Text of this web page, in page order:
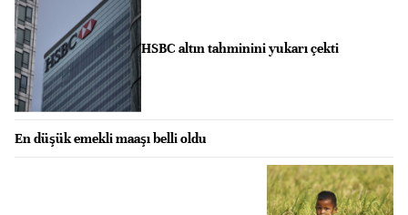
HSBC altın tahminini yukarı çekti
En düşük emekli maaşı belli oldu